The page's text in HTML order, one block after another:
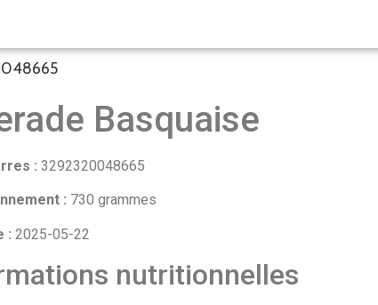
Basquaise
: 3292320048665
: 730 grammes
: 2025-05-22
nutritionnelles